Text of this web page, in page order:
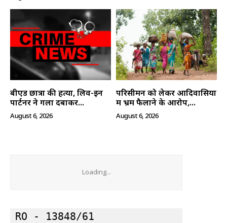
बीएड छात्रा की हत्या, लिव-इन
पार्टनर ने गला दबाकर...
August 6, 2026
परिसीमन को लेकर आदिवासियों
में भ्रम फैलाने के आरोप,...
August 6, 2026
Loading...
RO - 13848/61